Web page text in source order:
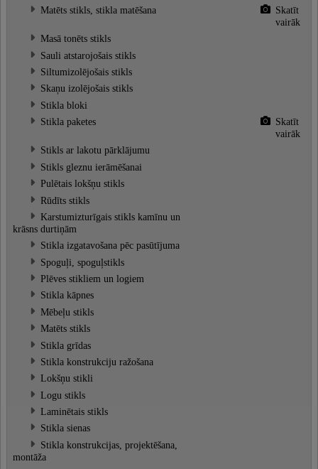
Matēts stikls, stikla matēšana
Skatīt
vairāk
Masā tonēts stikls
Sauli atstarojošais stikls
Siltumizolējošais stikls
Skaņu izolējošais stikls
Stikla bloki
Stikla paketes
Skatīt
vairāk
Stikls ar lakotu pārklājumu
Stikls gleznu ierāmēšanai
Pulētais lokšņu stikls
Rūdīts stikls
Karstumizturīgais stikls kamīnu un
krāsns durtiņām
Stikla izgatavošana pēc pasūtījuma
Spoguļi, spoguļstikls
Plēves stikliem un logiem
Stikla kāpnes
Mēbeļu stikls
Matēts stikls
Stikla grīdas
Stikla konstrukciju ražošana
Lokšņu stikli
Logu stikls
Laminētais stikls
Stikla sienas
Stikla konstrukcijas, projektēšana,
montāža